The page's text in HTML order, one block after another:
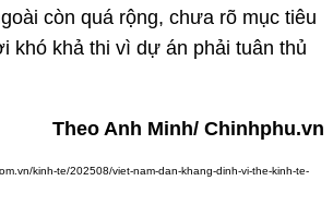
còn quá rộng, chưa rõ mục tiêu
khó khả thi vì dự án phải tuân thủ
Theo Anh Minh/ Chinhphu.vn
kinh-te/202508/viet-nam-dan-khang-dinh-vi-the-kinh-te-